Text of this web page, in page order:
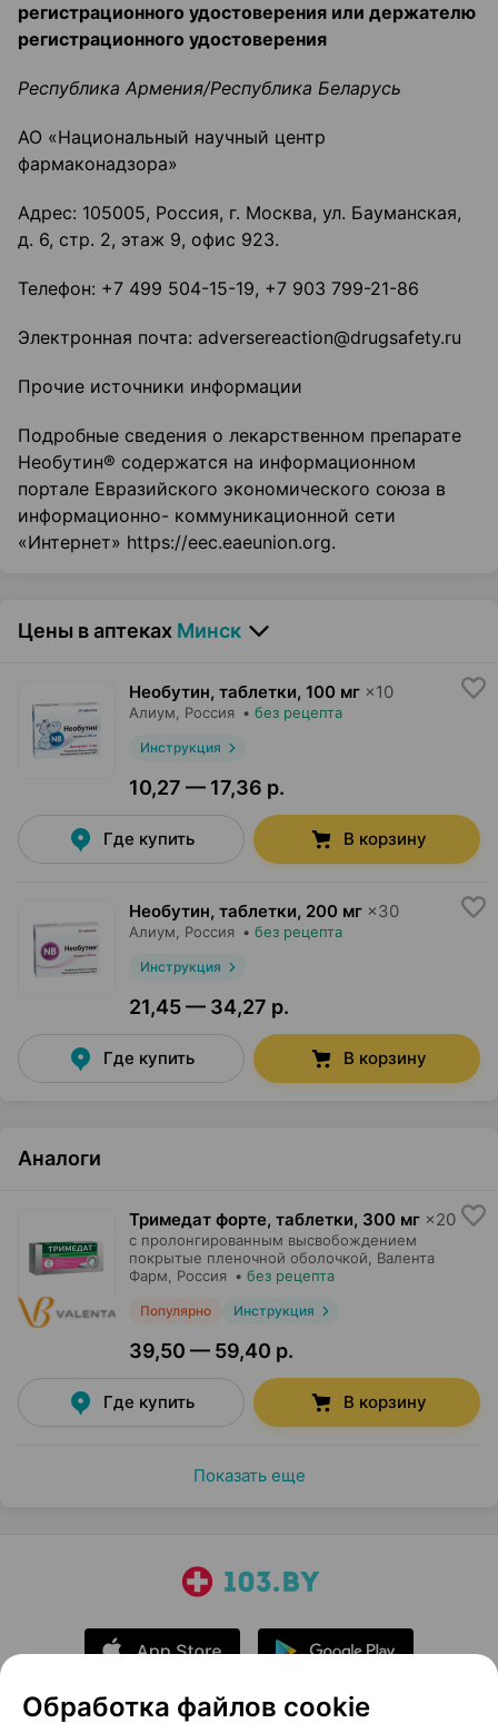
регистрационного удостоверения или держателю
регистрационного удостоверения
Республика Армения/Республика Беларусь
AO «Национальный научный центр
фармаконадзора»
Адрес: 105005, Россия, г. Москва, ул. Бауманская,
д. 6, стр. 2, этаж 9, офис 923.
Телефон: +7 499 504-15-19, +7 903 799-21-86
Электронная почта: adversereaction@drugsafety.ru
Прочие источники информации
Подробные сведения о лекарственном препарате
Необутин® содержатся на информационном
портале Евразийского экономического союза в
информационно- коммуникационной сети
«Интернет» https://eec.eaeunion.org.
Цены в аптеках Минск
Необутин, таблетки, 100 мг ×10
Алиум, Россия • без рецепта
Инструкция
10,27 — 17,36 р.
Где купить В корзину
Необутин, таблетки, 200 мг ×30
Алиум, Россия • без рецепта
Инструкция
21,45 — 34,27 р.
Где купить В корзину
Аналоги
Тримедат форте, таблетки, 300 мг ×20
с пролонгированным высвобождением
покрытые пленочной оболочкой, Валента
Фарм, Россия • без рецепта
Популярно Инструкция
39,50 — 59,40 р.
Где купить В корзину
Показать еще
Обработка файлов cookie